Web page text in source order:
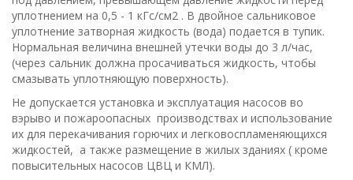
уплотнением на 0,5 - 1 кГс/см2 . В двойное сальниковое
уплотнение затворная жидкость (вода) подается в тупик.
Нормальная величина внешней утечки воды до 3 л/час,
(через сальник должна просачиваться жидкость, чтобы
смазывать уплотняющую поверхность).
Не допускается установка и эксплуатация насосов во
вэрыво и пожароопасных производствах и использование
их для перекачивания горючих и легковоспламеняющихся
жидкостей, а также размещение в жилых зданиях ( кроме
повысительных насосов ЦВЦ и КМЛ).